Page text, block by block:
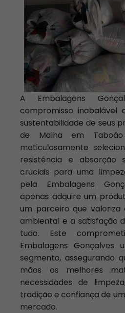
A Embalagens
compromisso inabalável
sustentabilidade de seus
de Malha em
meticulosamente
resistência e absorção
cruciais para uma
pela Embalagens
apenas adquire um
um parceiro que valoriza
ambiental e a satisfação
tudo. Este
Embalagens Gonçalves
segmento, assegurando
mãos os melhores
necessidades de
tradição e confiança de
mercado.